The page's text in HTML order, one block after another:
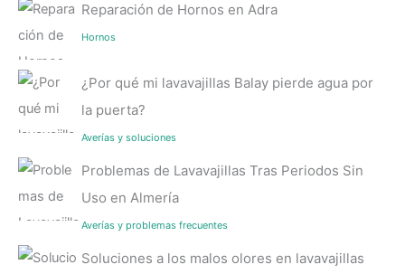
Reparación de Hornos en Adra
Hornos
¿Por qué mi lavavajillas Balay pierde agua por
la puerta?
Averías y soluciones
Problemas de Lavavajillas Tras Periodos Sin
Uso en Almería
Averías y problemas frecuentes
Soluciones a los malos olores en lavavajillas